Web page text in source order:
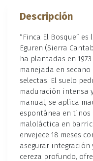
Descripción
“Finca El Bosque”
Eguren (Sierra
ha plantadas en
manejada en
selectas. El suelo
maduración intensa
manual, se aplica
espontánea en tinos
maloláctica en
envejece 18 meses
asegurar
cereza profundo,